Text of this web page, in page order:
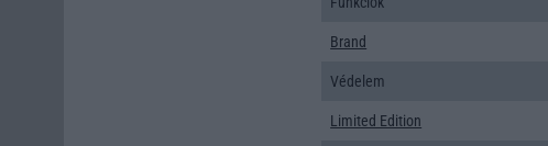
Brand
Védelem
Limited Edition